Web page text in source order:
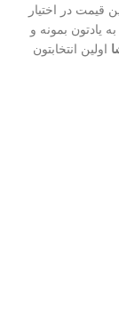
قیمت در اختیار
به یادتون بمونه و
اولین انتخابتون